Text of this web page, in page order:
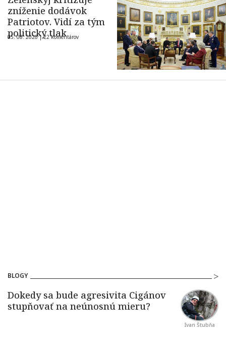
zníženie dodávok
Patriotov. Vidí za tým
politický tlak
05. 08. 2026 |22 komentárov
BLOGY
Ivan Štubňa